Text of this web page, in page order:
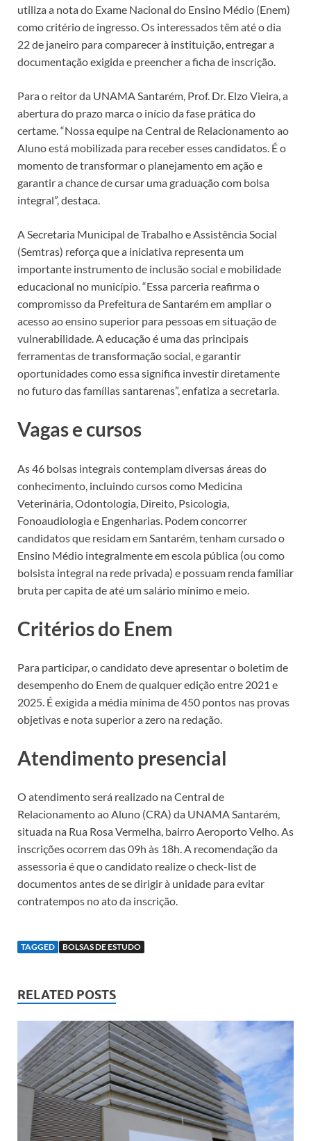
utiliza a nota do Exame Nacional do Ensino Médio (Enem)
como critério de ingresso. Os interessados têm até o dia
22 de janeiro para comparecer à instituição, entregar a
documentação exigida e preencher a ficha de inscrição.
Para o reitor da UNAMA Santarém, Prof. Dr. Elzo Vieira, a
abertura do prazo marca o início da fase prática do
certame. “Nossa equipe na Central de Relacionamento ao
Aluno está mobilizada para receber esses candidatos. É o
momento de transformar o planejamento em ação e
garantir a chance de cursar uma graduação com bolsa
integral”, destaca.
A Secretaria Municipal de Trabalho e Assistência Social
(Semtras) reforça que a iniciativa representa um
importante instrumento de inclusão social e mobilidade
educacional no município. “Essa parceria reafirma o
compromisso da Prefeitura de Santarém em ampliar o
acesso ao ensino superior para pessoas em situação de
vulnerabilidade. A educação é uma das principais
ferramentas de transformação social, e garantir
oportunidades como essa significa investir diretamente
no futuro das famílias santarenas”, enfatiza a secretaria.
Vagas e cursos
As 46 bolsas integrais contemplam diversas áreas do
conhecimento, incluindo cursos como Medicina
Veterinária, Odontologia, Direito, Psicologia,
Fonoaudiologia e Engenharias. Podem concorrer
candidatos que residam em Santarém, tenham cursado o
Ensino Médio integralmente em escola pública (ou como
bolsista integral na rede privada) e possuam renda familiar
bruta per capita de até um salário mínimo e meio.
Critérios do Enem
Para participar, o candidato deve apresentar o boletim de
desempenho do Enem de qualquer edição entre 2021 e
2025. É exigida a média mínima de 450 pontos nas provas
objetivas e nota superior a zero na redação.
Atendimento presencial
O atendimento será realizado na Central de
Relacionamento ao Aluno (CRA) da UNAMA Santarém,
situada na Rua Rosa Vermelha, bairro Aeroporto Velho. As
inscrições ocorrem das 09h às 18h. A recomendação da
assessoria é que o candidato realize o check-list de
documentos antes de se dirigir à unidade para evitar
contratempos no ato da inscrição.
TAGGED BOLSAS DE ESTUDO
RELATED POSTS